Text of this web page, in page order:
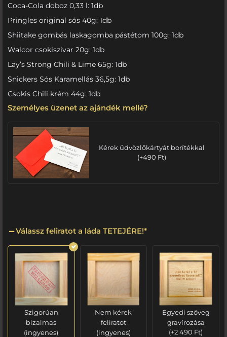
Coca-Cola doboz 0,33 l: 1db
Pringles original sós 40g: 1db
Shiitake gombás laskagomba pástétom 100g: 1db
Walcor csokiszivar 20g: 1db
Lay’s Strong Chili & Lime 65g: 1db
Snickers Sós Karamellás 36,5g: 1db
Csokis Chili krém 44g: 1db
Személyes üzenet az ajándék mellé?
Kérek üdvözlőkártyát borítékkal
(+490 Ft)
Válassz feliratot a láda TETEJÉRE!*
Szigorúan
bizalmas
(ingyenes)
Nem kérek
feliratot
(ingyenes)
Egyedi szöveg
gravírozása
(+2 490 Ft)